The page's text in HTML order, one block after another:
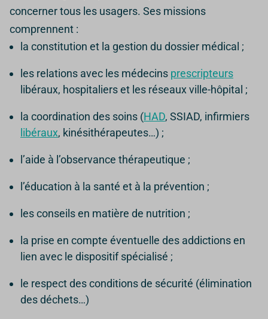
concerner tous les usagers. Ses missions
comprennent :
la constitution et la gestion du dossier médical ;
les relations avec les médecins prescripteurs
libéraux, hospitaliers et les réseaux ville-hôpital ;
la coordination des soins (HAD, SSIAD, infirmiers
libéraux, kinésithérapeutes…) ;
l’aide à l’observance thérapeutique ;
l’éducation à la santé et à la prévention ;
les conseils en matière de nutrition ;
la prise en compte éventuelle des addictions en
lien avec le dispositif spécialisé ;
le respect des conditions de sécurité (élimination
des déchets…)